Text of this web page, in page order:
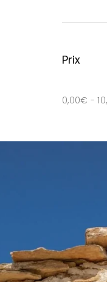
Prix
0,00€ -